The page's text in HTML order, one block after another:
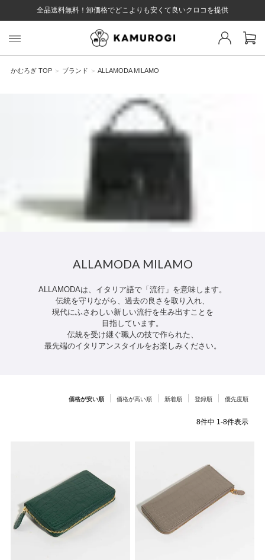
全品送料無料！卸価格でどこよりも安くて良いクロコを提供
ト 様
お気に入り
ーワード #キーワードキーワード #キーワ
布・革小物
OUTLET
戻る
かむろぎ TOP ブランド ALLAMODA MILAMO
ALLAMODA MILAMO
ALLAMODAは、イタリア語で「流行」を意味します。
伝統を守りながら、過去の良さを取り入れ、
現代にふさわしい新しい流行を生み出すことを
目指しています。
伝統を受け継ぐ職人の技で作られた、
最先端のイタリアンスタイルをお楽しみください。
価格が安い順 価格が高い順 新着順 登録順 優先度順
8件中 1-8件表示